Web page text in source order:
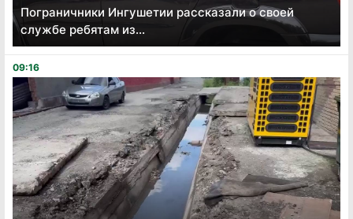
Пограничники Ингушетии рассказали о своей
службе ребятам из...
09:16